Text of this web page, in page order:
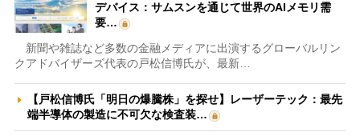
デバイス：サムスンを通じて世界のAIメモリ需
要…
新聞や雑誌など多数の金融メディアに出演するグローバルリン
クアドバイザーズ代表の戸松信博氏が、最新…
【戸松信博氏「明日の爆騰株」を探せ】レーザーテック：最先
端半導体の製造に不可欠な検査装…